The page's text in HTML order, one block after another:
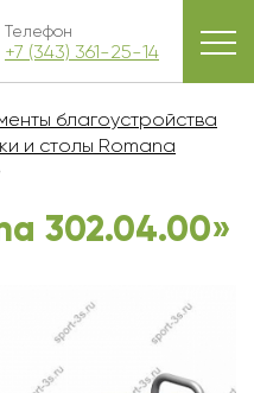
Телефон
+7 (343) 361-25-14
благоустройства
и столы Romana
302.04.00»